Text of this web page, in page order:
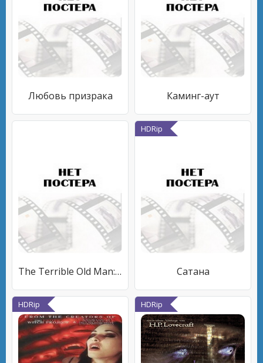
Любовь призрака Каминг-аут
The Terrible Old Man: H.P. Lovecraft
HDRip
Сатана
HDRip HDRip